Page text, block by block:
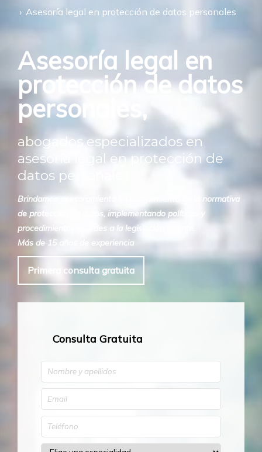
Asesoría legal en protección de datos personales
Asesoría legal en
protección de datos
personales,
abogados especializados en
asesoría legal en protección de
datos personales.
Brindamos asesoramiento en cumplimiento de la normativa
de protección de datos, implementando políticas y
procedimientos acordes a la legislación vigente.
Más de 15 años de experiencia
Primera consulta gratuita
Consulta Gratuita